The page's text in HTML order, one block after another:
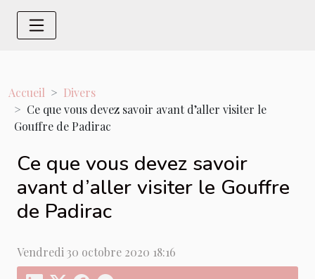
Accueil
Divers
Ce que vous devez savoir avant d’aller visiter le
Gouffre de Padirac
Ce que vous devez savoir
avant d’aller visiter le Gouffre
de Padirac
Vendredi 30 octobre 2020 18:16